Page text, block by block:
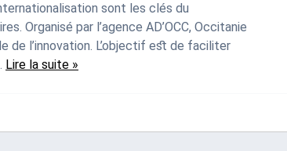
sont les clés du
Organisé par l’agence AD’OCC, Occitanie
de l’innovation. L’objectif est de faciliter
Lire la suite »